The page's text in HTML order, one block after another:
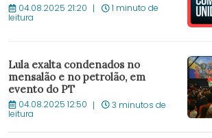
04.08.2025 21:20 1 minuto de
leitura
Lula exalta condenados no
mensalão e no petrolão, em
evento do PT
04.08.2025 12:50 3 minutos de
leitura